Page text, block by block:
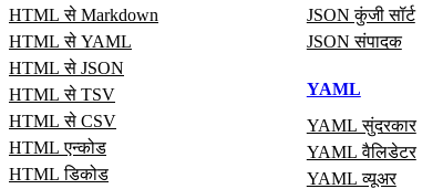
HTML से Markdown
HTML से YAML
HTML से JSON
HTML से TSV
HTML से CSV
HTML एन्कोड
HTML डिकोड
JSON कुंजी सॉर्ट
JSON संपादक
YAML
YAML सुंदरकार
YAML वैलिडेटर
YAML व्यूअर